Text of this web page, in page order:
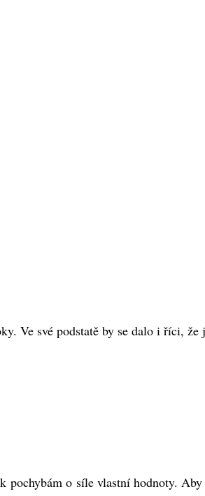
Ve své podstatě by se dalo i říci,
pochybám o síle vlastní hodnoty.